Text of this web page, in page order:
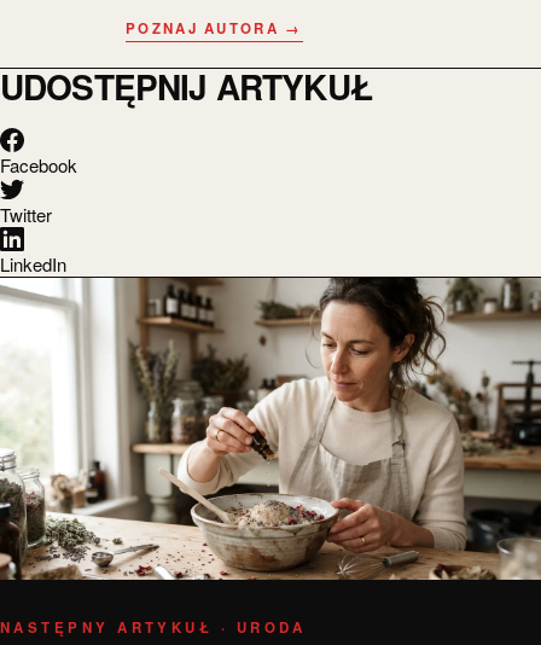
POZNAJ AUTORA →
UDOSTĘPNIJ ARTYKUŁ
Facebook
Twitter
LinkedIn
NASTĘPNY ARTYKUŁ · URODA